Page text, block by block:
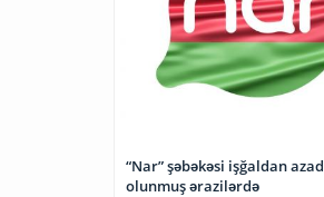
“Nar” şəbəkəsi işğaldan azad
olunmuş ərazilərdə